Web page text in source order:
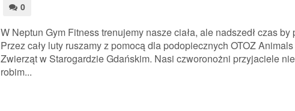
0
W Neptun Gym Fitness trenujemy nasze ciała, ale nadszedł czas
Przez cały luty ruszamy z pomocą dla podopiecznych OTOZ
Zwierząt w Starogardzie Gdańskim. Nasi czworonożni przyjaciele
robim...